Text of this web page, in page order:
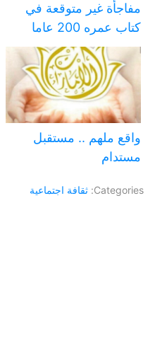
مفاجأة غير متوقعة في
كتاب عمره 200 عاما
واقع ملهم .. مستقبل
مستدام
Categories: ثقافة اجتماعية